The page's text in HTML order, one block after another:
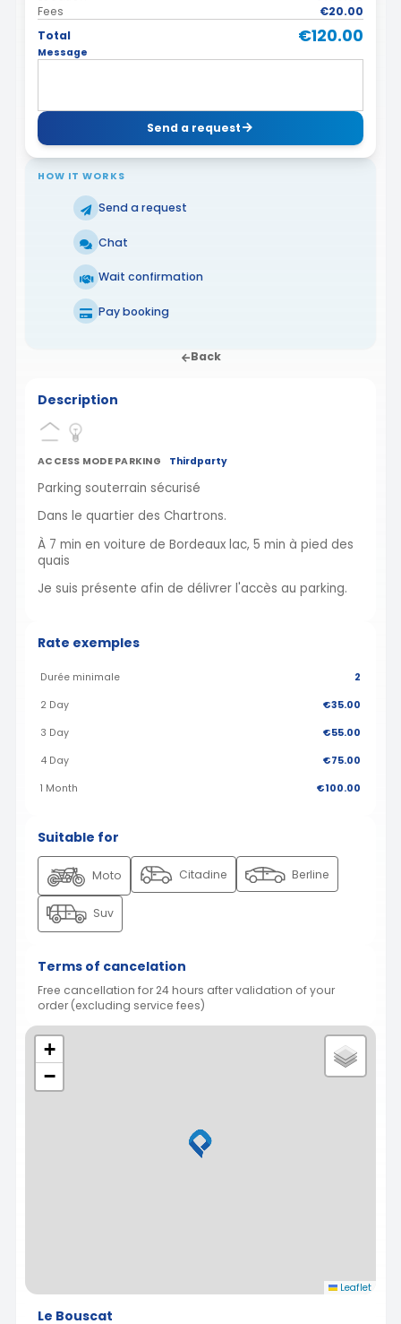
Fees
€20.00
Total
€120.00
Message
Send a request
HOW IT WORKS
Send a request
Chat
Wait confirmation
Pay booking
Back
Description
ACCESS MODE PARKING Thirdparty
Parking souterrain sécurisé
Dans le quartier des Chartrons.
À 7 min en voiture de Bordeaux lac, 5 min à pied des
quais
Je suis présente afin de délivrer l'accès au parking.
Rate exemples
Durée minimale 2
2 Day €35.00
3 Day €55.00
4 Day €75.00
1 Month €100.00
Suitable for
Moto Citadine Berline
Suv
Terms of cancelation
Free cancellation for 24 hours after validation of your
order (excluding service fees)
+
−
Leaflet
Le Bouscat